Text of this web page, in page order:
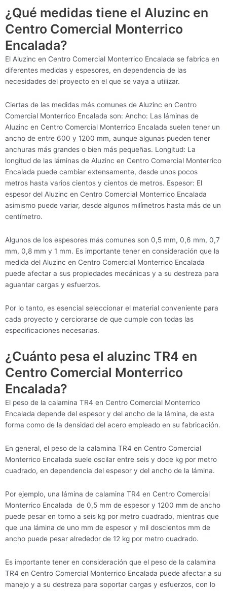
¿Qué medidas tiene el Aluzinc en
Centro Comercial Monterrico
Encalada?
El Aluzinc en Centro Comercial Monterrico Encalada se fabrica en
diferentes medidas y espesores, en dependencia de las
necesidades del proyecto en el que se vaya a utilizar.
Ciertas de las medidas más comunes de Aluzinc en Centro
Comercial Monterrico Encalada son: Ancho: Las láminas de
Aluzinc en Centro Comercial Monterrico Encalada suelen tener un
ancho de entre 600 y 1200 mm, aunque algunas pueden tener
anchuras más grandes o bien más pequeñas. Longitud: La
longitud de las láminas de Aluzinc en Centro Comercial Monterrico
Encalada puede cambiar extensamente, desde unos pocos
metros hasta varios cientos y cientos de metros. Espesor: El
espesor del Aluzinc en Centro Comercial Monterrico Encalada
asimismo puede variar, desde algunos milímetros hasta más de un
centímetro.
Algunos de los espesores más comunes son 0,5 mm, 0,6 mm, 0,7
mm, 0,8 mm y 1 mm. Es importante tener en consideración que la
medida del Aluzinc en Centro Comercial Monterrico Encalada
puede afectar a sus propiedades mecánicas y a su destreza para
aguantar cargas y esfuerzos.
Por lo tanto, es esencial seleccionar el material conveniente para
cada proyecto y cerciorarse de que cumple con todas las
especificaciones necesarias.
¿Cuánto pesa el aluzinc TR4 en
Centro Comercial Monterrico
Encalada?
El peso de la calamina TR4 en Centro Comercial Monterrico
Encalada depende del espesor y del ancho de la lámina, de esta
forma como de la densidad del acero empleado en su fabricación.
En general, el peso de la calamina TR4 en Centro Comercial
Monterrico Encalada suele oscilar entre seis y doce kg por metro
cuadrado, en dependencia del espesor y del ancho de la lámina.
Por ejemplo, una lámina de calamina TR4 en Centro Comercial
Monterrico Encalada de 0,5 mm de espesor y 1200 mm de ancho
puede pesar en torno a seis kg por metro cuadrado, mientras que
que una lámina de uno mm de espesor y mil doscientos mm de
ancho puede pesar alrededor de 12 kg por metro cuadrado.
Es importante tener en consideración que el peso de la calamina
TR4 en Centro Comercial Monterrico Encalada puede afectar a su
manejo y a su destreza para soportar cargas y esfuerzos, con lo